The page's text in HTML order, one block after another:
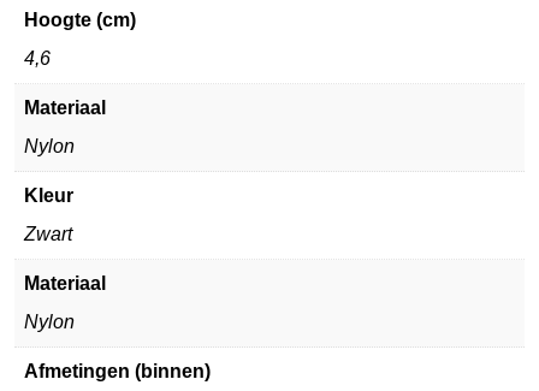
Hoogte (cm)
4,6
Materiaal
Nylon
Kleur
Zwart
Materiaal
Nylon
Afmetingen (binnen)